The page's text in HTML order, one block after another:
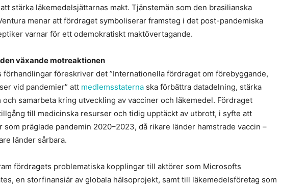
stärka läkemedelsjättarnas makt. Tjänstemän som den brasilianska
menar att fördraget symboliserar framsteg i det post-pandemiska
varnar för ett odemokratiskt maktövertagande.
växande motreaktionen
förhandlingar föreskriver det ”Internationella fördraget om förebyggande,
vid pandemier” att medlemsstaterna ska förbättra datadelning, stärka
samarbeta kring utveckling av vacciner och läkemedel. Fördraget
till medicinska resurser och tidig upptäckt av utbrott, i syfte att
som präglade pandemin 2020–2023, då rikare länder hamstrade vaccin –
länder sårbara.
fördragets problematiska kopplingar till aktörer som Microsofts
en storfinansiär av globala hälsoprojekt, samt till läkemedelsföretag som